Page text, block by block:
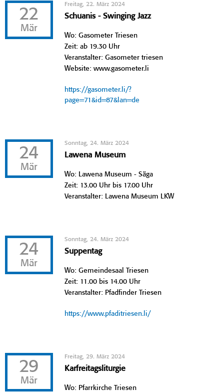
22
Mär
Freitag, 22. März 2024
Schuanis - Swinging Jazz
Wo: Gasometer Triesen
Zeit: ab 19.30 Uhr
Veranstalter: Gasometer triesen
Website: www.gasometer.li
https://gasometer.li/?
page=71&id=87&lan=de
24
Mär
Sonntag, 24. März 2024
Lawena Museum
Wo: Lawena Museum - Säga
Zeit: 13.00 Uhr bis 17.00 Uhr
Veranstalter: Lawena Museum LKW
24
Mär
Sonntag, 24. März 2024
Suppentag
Wo: Gemeindesaal Triesen
Zeit: 11.00 bis 14.00 Uhr
Veranstalter: Pfadfinder Triesen
https://www.pfaditriesen.li/
29
Mär
Freitag, 29. März 2024
Karfreitagsliturgie
Wo: Pfarrkirche Triesen